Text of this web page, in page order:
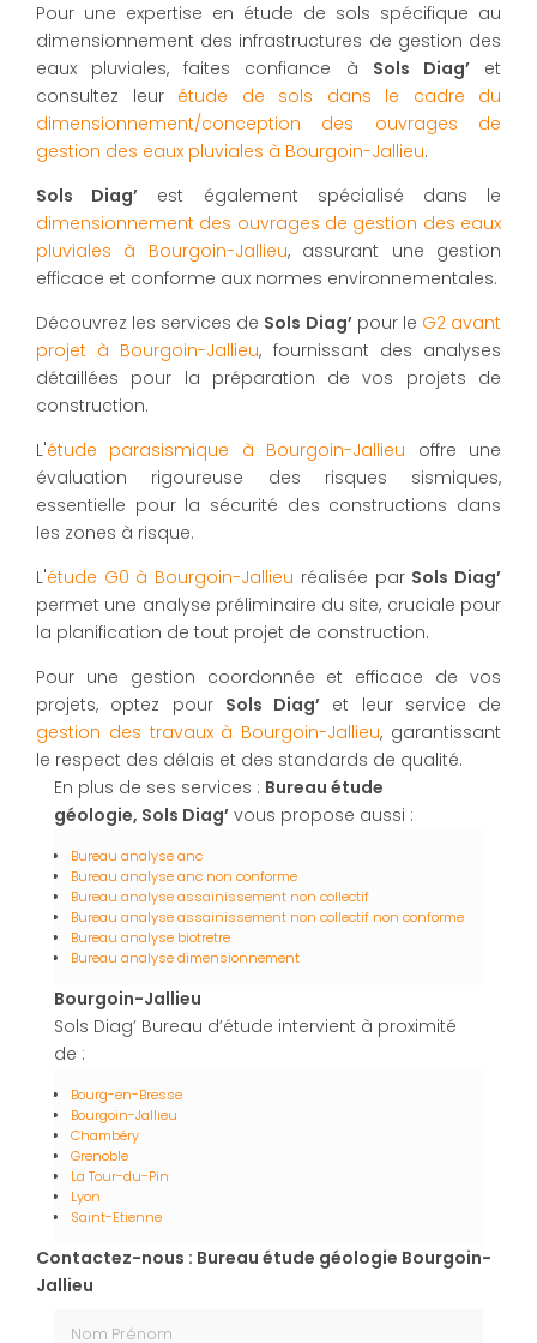
Pour une expertise en étude de sols spécifique au
dimensionnement des infrastructures de gestion des
eaux pluviales, faites confiance à Sols Diag’et
consultez leur étude de sols dans le cadre du
dimensionnement/conception des ouvrages de
gestion des eaux pluviales à Bourgoin-Jallieu.
Sols Diag’ est également spécialisé dans le
dimensionnement des ouvrages de gestion des eaux
pluviales à Bourgoin-Jallieu, assurant une gestion
efficace et conforme aux normes environnementales.
Découvrez les services de Sols Diag’pour le G2 avant
projet à Bourgoin-Jallieu, fournissant des analyses
détaillées pour la préparation de vos projets de
construction.
L'étude parasismique à Bourgoin-Jallieu offre une
évaluation rigoureuse des risques sismiques,
essentielle pour la sécurité des constructions dans
les zones à risque.
L'étude G0 à Bourgoin-Jallieu réalisée par Sols Diag’
permet une analyse préliminaire du site, cruciale pour
la planification de tout projet de construction.
Pour une gestion coordonnée et efficace de vos
projets, optez pour Sols Diag’ et leur service de
gestion des travaux à Bourgoin-Jallieu, garantissant
le respect des délais et des standards de qualité.
En plus de ses services : Bureau étude
géologie, Sols Diag’ vous propose aussi :
Bureau analyse anc
Bureau analyse anc non conforme
Bureau analyse assainissement non collectif
Bureau analyse assainissement non collectif non conforme
Bureau analyse biotretre
Bureau analyse dimensionnement
Bourgoin-Jallieu
Sols Diag’ Bureau d’étude intervient à proximité
de :
Bourg-en-Bresse
Bourgoin-Jallieu
Chambéry
Grenoble
La Tour-du-Pin
Lyon
Saint-Etienne
Contactez-nous : Bureau étude géologie Bourgoin-
Jallieu
Nom Prénom